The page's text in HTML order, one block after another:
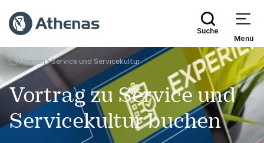
Suche
Menü
Zurück zur Startseite
Themen Service und Servicekultur
Vortrag zu Service und
Servicekultur buchen